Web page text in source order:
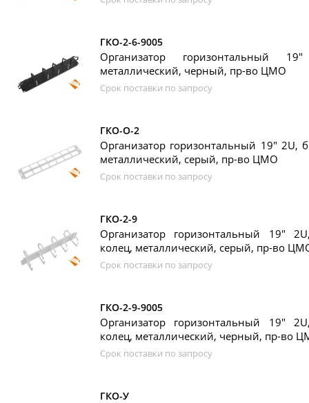
ГКО-2-6-9005
Организатор горизонтальный
металлический, черный, пр-во ЦМО
Срок поставки по запросу
ГКО-О-2
Организатор горизонтальный 19" 2U,
металлический, серый, пр-во ЦМО
Срок поставки по запросу
ГКО-2-9
Организатор горизонтальный 19"
колец, металлический, серый, пр-во
Срок поставки по запросу
ГКО-2-9-9005
Организатор горизонтальный 19"
колец, металлический, черный, пр-во
Срок поставки по запросу
ГКО-У